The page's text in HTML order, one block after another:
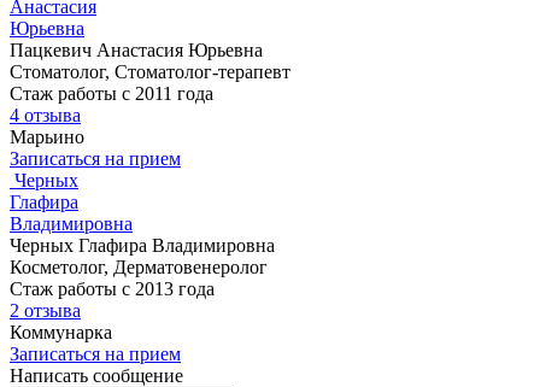
Анастасия
Юрьевна
Пацкевич Анастасия Юрьевна
Стоматолог, Стоматолог-терапевт
Стаж работы с 2011 года
4 отзыва
Марьино
Записаться на прием
Черных
Глафира
Владимировна
Черных Глафира Владимировна
Косметолог, Дерматовенеролог
Стаж работы с 2013 года
2 отзыва
Коммунарка
Записаться на прием
Написать сообщение